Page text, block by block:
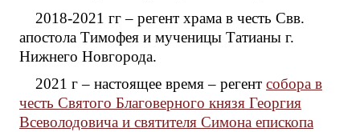
2018-2021 гг – регент храма в честь Свв.
апостола Тимофея и мученицы Татианы г.
Нижнего Новгорода.
2021 г – настоящее время – регент собора в
честь Святого Благоверного князя Георгия
Всеволодовича и святителя Симона епископа